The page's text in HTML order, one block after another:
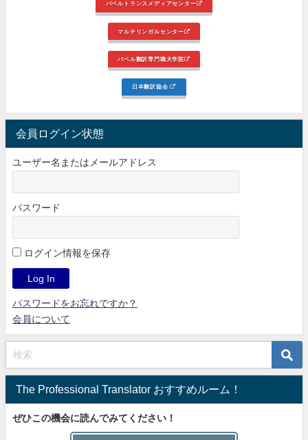
バベルトランスメディアセンター
マルチリンガルセンター
バベル翻訳専門職大学院
日本翻訳協会
会員ログイン状態
ユーザー名またはメールアドレス
パスワード
ログイン情報を保存
パスワードをお忘れですか？
会員について
The Professional Translator おすすめルーム！
ぜひこの機会に読んでみてください！